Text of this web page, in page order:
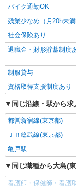
バイク通勤OK
残業少なめ（月20h未満
社会保険あり
退職金・財形貯蓄制度
制服貸与
資格取得支援制度あり
同じ沿線・駅から求
都営新宿線(東京都)
ＪＲ総武線(東京都)
亀戸駅
同じ職種から大島(
看護師・保健師・看護